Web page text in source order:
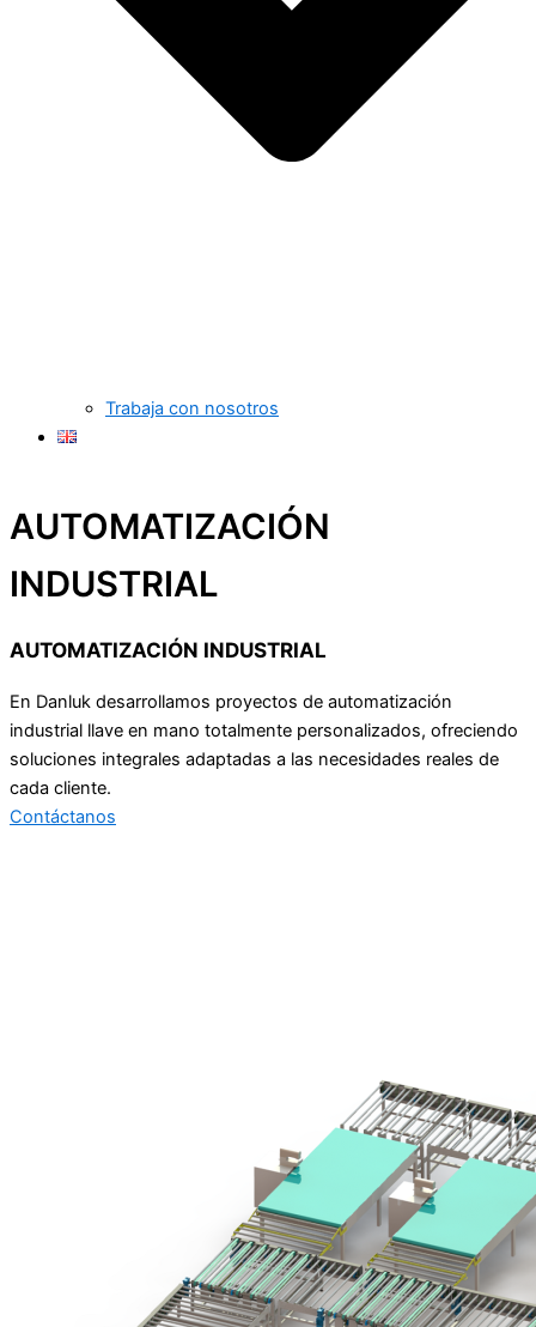
Trabaja con nosotros
AUTOMATIZACIÓN
INDUSTRIAL
AUTOMATIZACIÓN INDUSTRIAL
En Danluk desarrollamos proyectos de automatización
industrial llave en mano totalmente personalizados, ofreciendo
soluciones integrales adaptadas a las necesidades reales de
cada cliente.
Contáctanos